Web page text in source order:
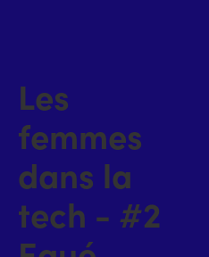
Les
femmes
dans la
tech - #2